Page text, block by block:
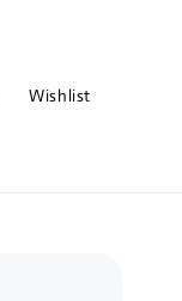
Wishlist